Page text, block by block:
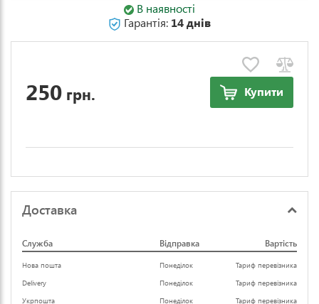
В наявності
Гарантія: 14 днів
250 грн. Купити
Доставка
Служба Відправка Вартість
Нова пошта Понеділок
Тариф перевізника
Delivery
Понеділок
Тариф перевізника
Укрпошта
Понеділок
Тариф перевізника